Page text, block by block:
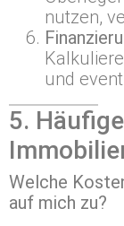
nutzen,
und
5.
Welche
auf mich zu?